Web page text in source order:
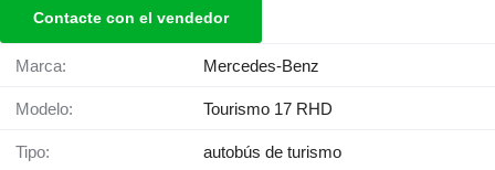
Contacte con el vendedor
Marca: Mercedes-Benz
Modelo: Tourismo 17 RHD
Tipo: autobús de turismo